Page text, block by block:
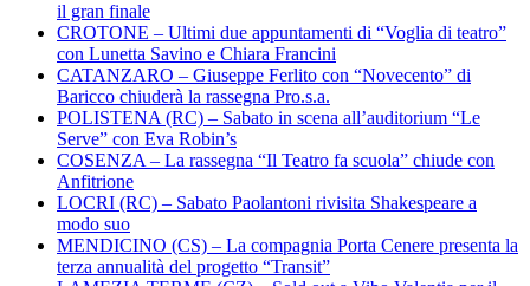
il gran finale
CROTONE – Ultimi due appuntamenti di “Voglia di teatro”
con Lunetta Savino e Chiara Francini
CATANZARO – Giuseppe Ferlito con “Novecento” di
Baricco chiuderà la rassegna Pro.s.a.
POLISTENA (RC) – Sabato in scena all’auditorium “Le
Serve” con Eva Robin’s
COSENZA – La rassegna “Il Teatro fa scuola” chiude con
Anfitrione
LOCRI (RC) – Sabato Paolantoni rivisita Shakespeare a
modo suo
MENDICINO (CS) – La compagnia Porta Cenere presenta la
terza annualità del progetto “Transit”